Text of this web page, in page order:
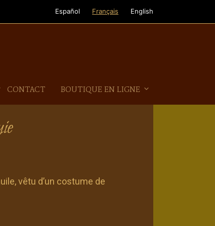
Español Français English
CONTACT BOUTIQUE EN LIGNE
vêtu d’un costume de